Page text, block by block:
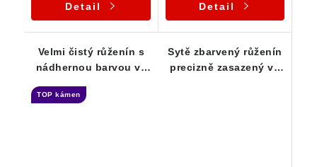
Detail Detail
Velmi čistý růženín s
nádhernou barvou ve
TOP kámen
Sytě zbarvený růženín
precizně zasazený ve